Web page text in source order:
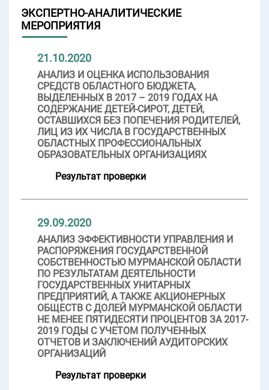
ЭКСПЕРТНО-АНАЛИТИЧЕСКИЕ
МЕРОПРИЯТИЯ
21.10.2020
АНАЛИЗ И ОЦЕНКА ИСПОЛЬЗОВАНИЯ
СРЕДСТВ ОБЛАСТНОГО БЮДЖЕТА,
ВЫДЕЛЕННЫХ В 2017 – 2019 ГОДАХ НА
СОДЕРЖАНИЕ ДЕТЕЙ-СИРОТ, ДЕТЕЙ,
ОСТАВШИХСЯ БЕЗ ПОПЕЧЕНИЯ РОДИТЕЛЕЙ,
ЛИЦ ИЗ ИХ ЧИСЛА В ГОСУДАРСТВЕННЫХ
ОБЛАСТНЫХ ПРОФЕССИОНАЛЬНЫХ
ОБРАЗОВАТЕЛЬНЫХ ОРГАНИЗАЦИЯХ
Результат проверки
29.09.2020
АНАЛИЗ ЭФФЕКТИВНОСТИ УПРАВЛЕНИЯ И
РАСПОРЯЖЕНИЯ ГОСУДАРСТВЕННОЙ
СОБСТВЕННОСТЬЮ МУРМАНСКОЙ ОБЛАСТИ
ПО РЕЗУЛЬТАТАМ ДЕЯТЕЛЬНОСТИ
ГОСУДАРСТВЕННЫХ УНИТАРНЫХ
ПРЕДПРИЯТИЙ, А ТАКЖЕ АКЦИОНЕРНЫХ
ОБЩЕСТВ С ДОЛЕЙ МУРМАНСКОЙ ОБЛАСТИ
НЕ МЕНЕЕ ПЯТИДЕСЯТИ ПРОЦЕНТОВ ЗА 2017-
2019 ГОДЫ С УЧЕТОМ ПОЛУЧЕННЫХ
ОТЧЕТОВ И ЗАКЛЮЧЕНИЙ АУДИТОРСКИХ
ОРГАНИЗАЦИЙ
Результат проверки